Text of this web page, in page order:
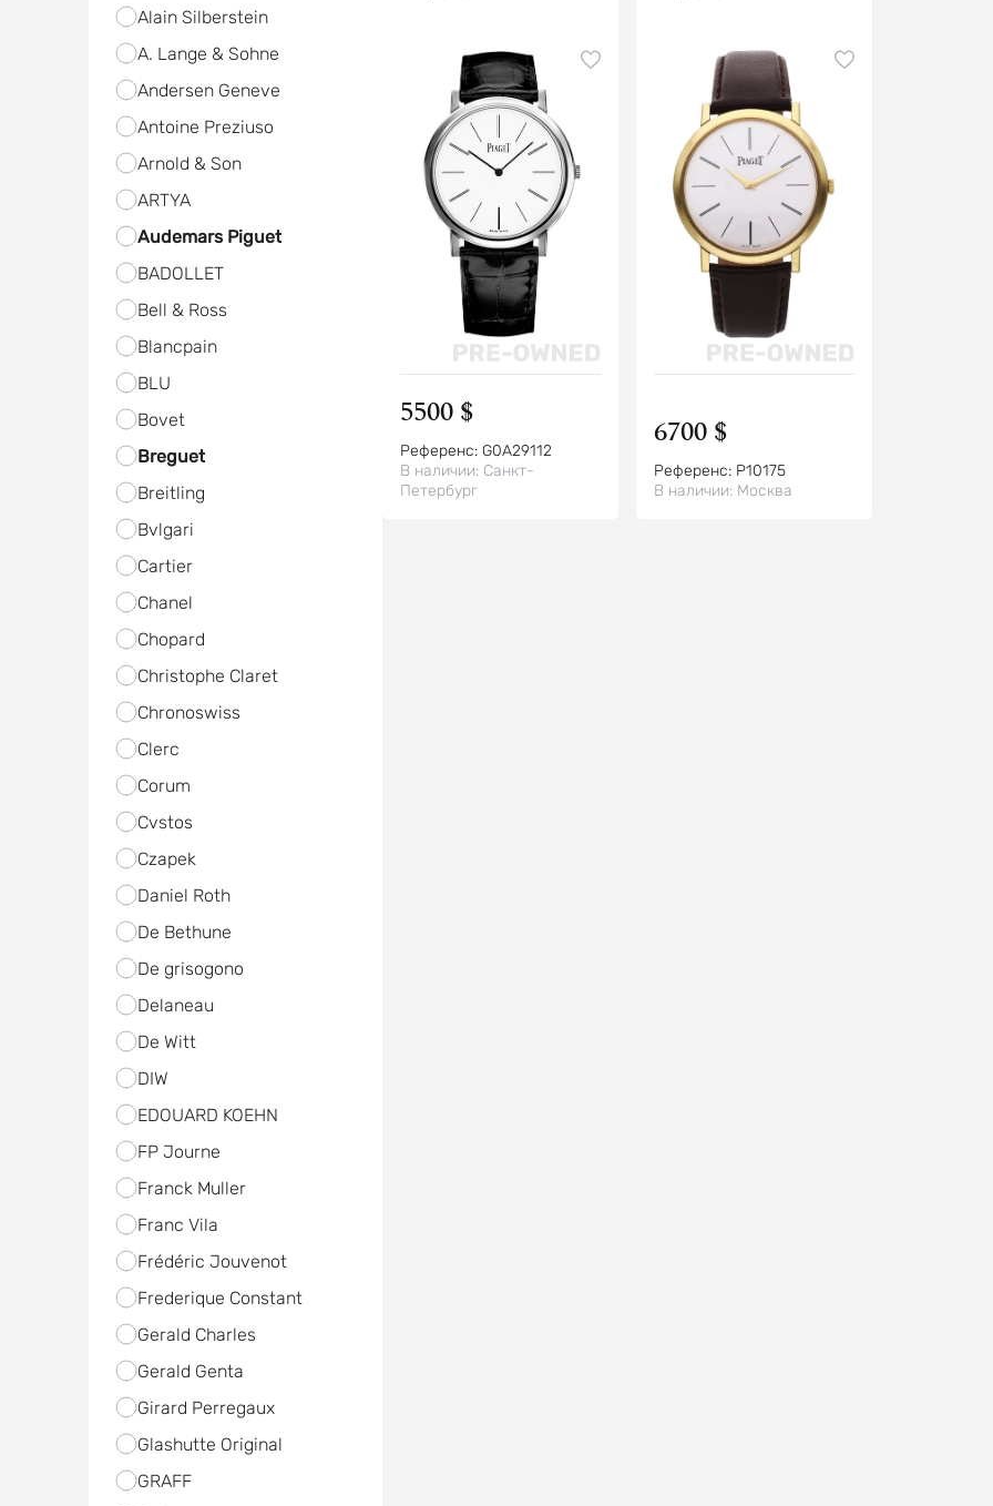
Alain Silberstein
A. Lange & Sohne
Andersen Geneve
Antoine Preziuso
Arnold & Son
ARTYA
Audemars Piguet
BADOLLET
Bell & Ross
Blancpain
BLU
Bovet
Breguet
Breitling
Bvlgari
Cartier
Chanel
Chopard
Christophe Claret
Chronoswiss
Clerc
Corum
Cvstos
Czapek
Daniel Roth
De Bethune
De grisogono
Delaneau
De Witt
DIW
EDOUARD KOEHN
FP Journe
Franck Muller
Franc Vila
Frédéric Jouvenot
Frederique Constant
Gerald Charles
Gerald Genta
Girard Perregaux
Glashutte Original
GRAFF
5500 $
Референс: G0A29112
В наличии: Санкт-
Петербург
6700 $
Референс: P10175
В наличии: Москва